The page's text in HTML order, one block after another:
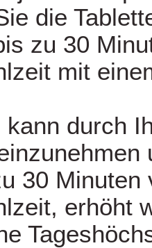
die
zu 30
mit
kann durch
30 Minuten
erhöht